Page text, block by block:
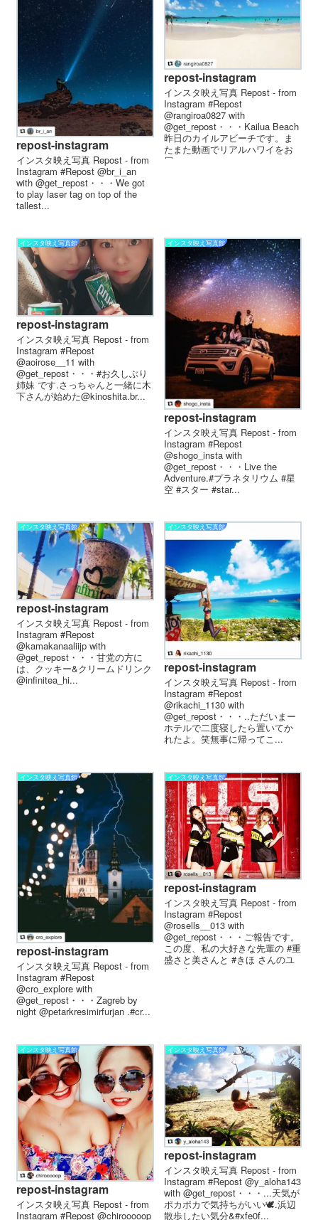
repost-instagram
インスタ映え写真 Repost - from
Instagram #Repost @br_i_an
with @get_repost・・・We got
to play laser tag on top of the
tallest...
repost-instagram
インスタ映え写真 Repost - from
Instagram #Repost
@rangiroa0827 with
@get_repost・・・Kailua Beach
昨日のカイルアビーチです。ま
たまた動画でリアルハワイをお
届...
インスタ映え写真館
repost-instagram
インスタ映え写真 Repost - from
Instagram #Repost
@aoirose__11 with
@get_repost・・・#お久しぶり
姉妹 です.さっちゃんと一緒に木
下さんが始めた@kinoshita.br...
インスタ映え写真館
repost-instagram
インスタ映え写真 Repost - from
Instagram #Repost
@shogo_insta with
@get_repost・・・Live the
Adventure.#プラネタリウム #星
空 #スター #star...
インスタ映え写真館
repost-instagram
インスタ映え写真 Repost - from
Instagram #Repost
@kamakanaaliijp with
@get_repost・・・甘党の方に
は、クッキー&クリームドリンク
@infinitea_hi...
インスタ映え写真館
repost-instagram
インスタ映え写真 Repost - from
Instagram #Repost
@rikachi_1130 with
@get_repost・・・..ただいまー️
ホテルで二度寝したら置いてか
れたよ。笑無事に帰ってこ...
インスタ映え写真館
repost-instagram
インスタ映え写真 Repost - from
Instagram #Repost
@cro_explore with
@get_repost・・・Zagreb by
night @petarkresimirfurjan .#cr...
インスタ映え写真館
repost-instagram
インスタ映え写真 Repost - from
Instagram #Repost
@rosells__013 with
@get_repost・・・ご報告です。
この度、私の大好きな先輩の #重
盛さと美さんと #きほ さんのユ
ニット...
インスタ映え写真館
repost-instagram
インスタ映え写真 Repost - from
Instagram #Repost @chirooooop
インスタ映え写真館
repost-instagram
インスタ映え写真 Repost - from
Instagram #Repost @y_aloha143
with @get_repost・・・...天気が
ポカポカで気持ちがいい🕊.浜辺
散歩したい気分&#xfe0f...